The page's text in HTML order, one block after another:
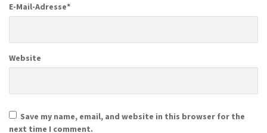
E-Mail-Adresse*
Website
Save my name, email, and website in this browser for the
next time I comment.